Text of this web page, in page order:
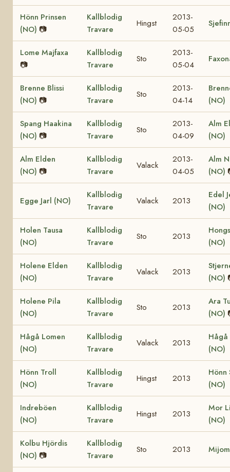
Hönn Prinsen
(NO) 📷
Kallblodig
Travare
Hingst
2013-
05-05
Lome Majfaxa
📷
Kallblodig
Travare
Sto
2013-
05-04
Brenne Blissi
(NO) 📷
Kallblodig
Travare
Sto
2013-
04-14
(NO)
Spang Haakina
(NO) 📷
Kallblodig
Travare
Sto
2013-
04-09
Alm
(NO)
Alm Elden
(NO) 📷
Kallblodig
Travare
Valack
2013-
04-05
Alm
(NO)
Egge Jarl (NO)
Kallblodig
Travare
Valack 2013
Edel
(NO)
Holen Tausa
(NO)
Kallblodig
Travare
Sto 2013
(NO)
Holene Elden
(NO)
Kallblodig
Travare
Valack 2013
(NO)
Holene Pila
(NO)
Kallblodig
Travare
Sto 2013
Ara
(NO)
Hågå Lomen
(NO)
Kallblodig
Travare
Valack 2013
(NO)
Hönn Troll
(NO)
Kallblodig
Travare
Hingst 2013
Hönn
(NO)
Indreböen
(NO)
Kallblodig
Travare
Hingst 2013
Mor
(NO)
Kolbu Hjördis
(NO) 📷
Kallblodig
Travare
Sto 2013